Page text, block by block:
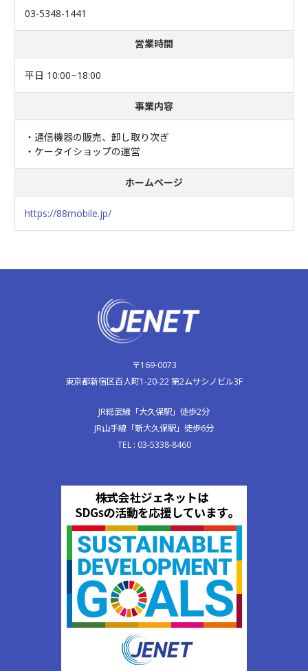
03-5348-1441
営業時間
平日 10:00~18:00
事業内容
・通信機器の販売、卸し取り次ぎ
・ケータイショップの運営
ホームページ
https://88mobile.jp/
〒169-0073
東京都新宿区百人町1-20-22 第2ムサシノビル3F
JR総武線「大久保駅」徒歩2分
JR山手線「新大久保駅」徒歩6分
TEL : 03-5338-8460